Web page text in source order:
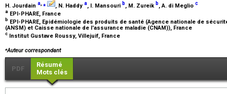
H. Jourdain a,⁎ , N. Haddy a, I. Mansouri b, M. Zureik b, A. di Meglio c
a EPI-PHARE, France
b EPI-PHARE, Epidémiologie des produits de santé (Agence nationale de
(ANSM) et Caisse nationale de l'assurance maladie (CNAM)), France
c Institut Gustave Roussy, Villejuif, France
⁎Auteur correspondant
PDF
Résumé
Mots clés